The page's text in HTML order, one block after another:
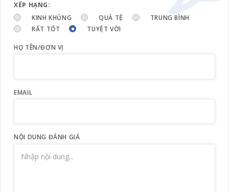
XẾP HẠNG:
KINH KHỦNG
QUÁ TỆ
TRUNG BÌNH
RẤT TỐT
TUYỆT VỜI
HỌ TÊN/ĐƠN VỊ
EMAIL
NỘI DUNG ĐÁNH GIÁ